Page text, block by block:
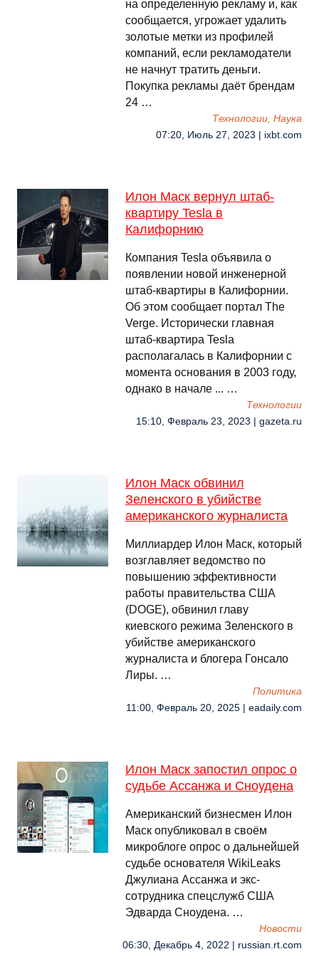
на определенную рекламу и, как
сообщается, угрожает удалить
золотые метки из профилей
компаний, если рекламодатели
не начнут тратить деньги.
Покупка рекламы даёт брендам
24 …
Технологии, Наука
07:20, Июль 27, 2023 | ixbt.com
Илон Маск вернул штаб-
квартиру Tesla в
Калифорнию
Компания Tesla объявила о
появлении новой инженерной
штаб-квартиры в Калифорнии.
Об этом сообщает портал The
Verge. Исторически главная
штаб-квартира Tesla
располагалась в Калифорнии с
момента основания в 2003 году,
однако в начале ... …
Технологии
15:10, Февраль 23, 2023 | gazeta.ru
Илон Маск обвинил
Зеленского в убийстве
американского журналиста
Миллиардер Илон Маск, который
возглавляет ведомство по
повышению эффективности
работы правительства США
(DOGE), обвинил главу
киевского режима Зеленского в
убийстве американского
журналиста и блогера Гонсало
Лиры. …
Политика
11:00, Февраль 20, 2025 | eadaily.com
Илон Маск запостил опрос о
судьбе Ассанжа и Сноудена
Американский бизнесмен Илон
Маск опубликовал в своём
микроблоге опрос о дальнейшей
судьбе основателя WikiLeaks
Джулиана Ассанжа и экс-
сотрудника спецслужб США
Эдварда Сноудена. …
Новости
06:30, Декабрь 4, 2022 | russian.rt.com